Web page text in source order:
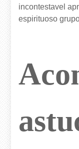
incontestavel
espirituoso